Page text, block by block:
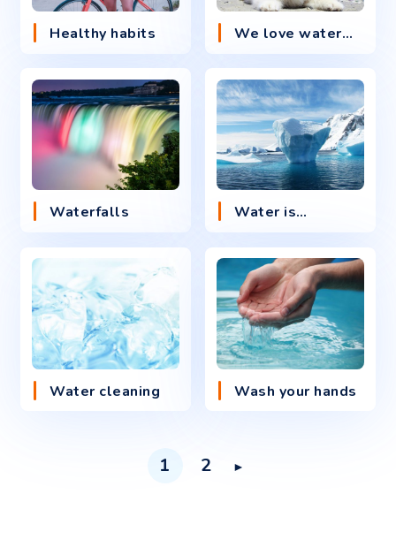
Healthy habits We love water…
Waterfalls Water is…
Water cleaning Wash your hands
1 2 ►